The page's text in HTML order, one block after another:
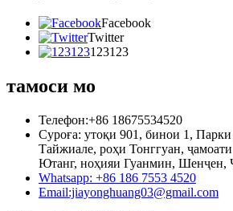
Facebook
Twitter
123123
тамоси мо
Телефон:+86 18675534520
Суроға: утоқи 901, бинои 1, Парки
Тайжиале, роҳи Тонггуан,
Ютанг, ноҳияи Гуанмин, Шенҷен,
Whatsapp: +86 186 7553 4520
Email:jiayonghuang03@gmail.com